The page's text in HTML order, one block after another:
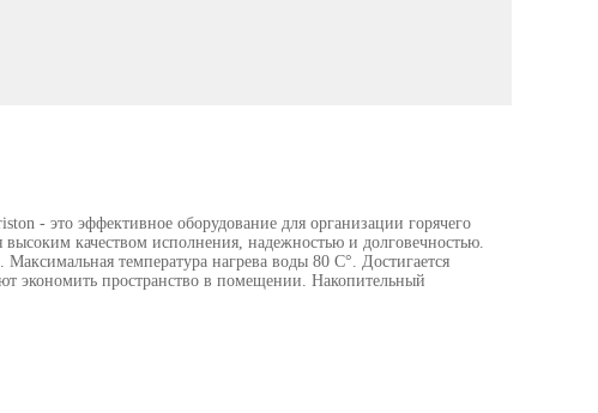
- это эффективное оборудование для организации горячего
качеством исполнения, надежностью и долговечностью.
температура нагрева воды 80 C°. Достигается
экономить пространство в помещении. Накопительный